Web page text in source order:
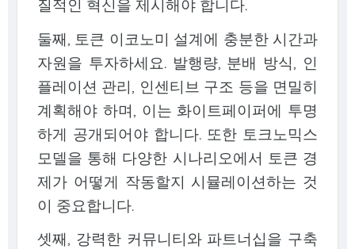
질적인 혁신을 제시해야 합니다.
둘째, 토큰 이코노미 설계에 충분한 시간과
자원을 투자하세요. 발행량, 분배 방식, 인
플레이션 관리, 인센티브 구조 등을 면밀히
계획해야 하며, 이는 화이트페이퍼에 투명
하게 공개되어야 합니다. 또한 토크노믹스
모델을 통해 다양한 시나리오에서 토큰 경
제가 어떻게 작동할지 시뮬레이션하는 것
이 중요합니다.
셋째, 강력한 커뮤니티와 파트너십을 구축